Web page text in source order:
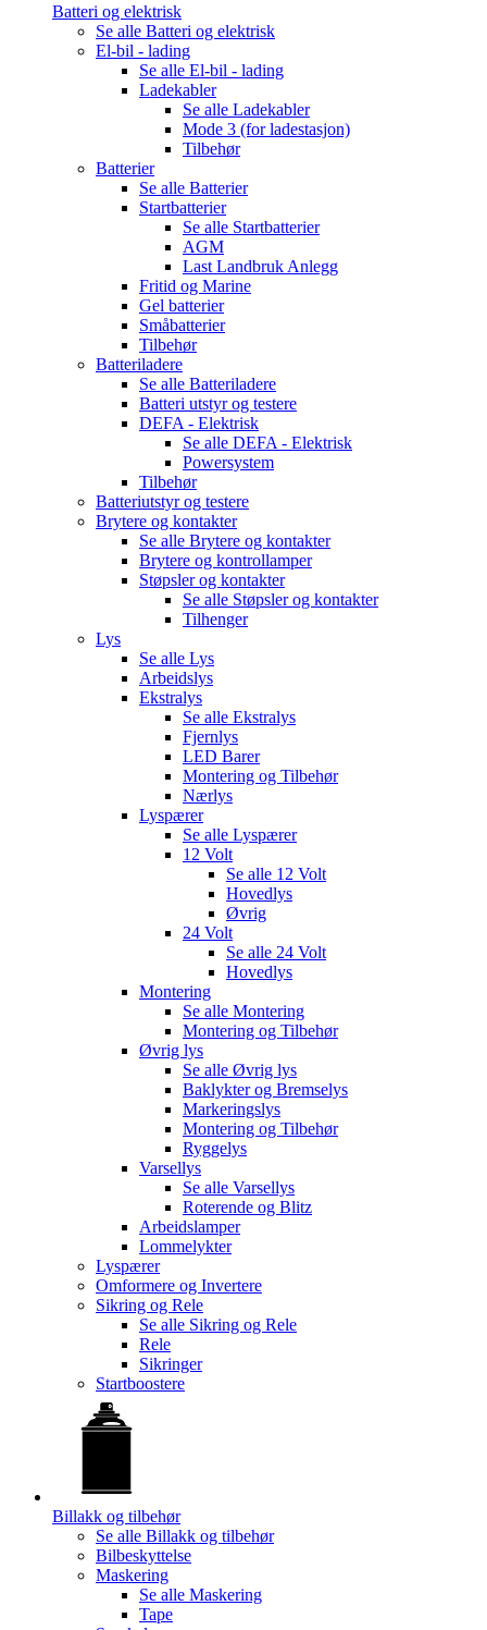
Batteri og elektrisk
Se alle Batteri og elektrisk
El-bil - lading
Se alle El-bil - lading
Ladekabler
Se alle Ladekabler
Mode 3 (for ladestasjon)
Tilbehør
Batterier
Se alle Batterier
Startbatterier
Se alle Startbatterier
AGM
Last Landbruk Anlegg
Fritid og Marine
Gel batterier
Småbatterier
Tilbehør
Batteriladere
Se alle Batteriladere
Batteri utstyr og testere
DEFA - Elektrisk
Se alle DEFA - Elektrisk
Powersystem
Tilbehør
Batteriutstyr og testere
Brytere og kontakter
Se alle Brytere og kontakter
Brytere og kontrollamper
Støpsler og kontakter
Se alle Støpsler og kontakter
Tilhenger
Lys
Se alle Lys
Arbeidslys
Ekstralys
Se alle Ekstralys
Fjernlys
LED Barer
Montering og Tilbehør
Nærlys
Lyspærer
Se alle Lyspærer
12 Volt
Se alle 12 Volt
Hovedlys
Øvrig
24 Volt
Se alle 24 Volt
Hovedlys
Montering
Se alle Montering
Montering og Tilbehør
Øvrig lys
Se alle Øvrig lys
Baklykter og Bremselys
Markeringslys
Montering og Tilbehør
Ryggelys
Varsellys
Se alle Varsellys
Roterende og Blitz
Arbeidslamper
Lommelykter
Lyspærer
Omformere og Invertere
Sikring og Rele
Se alle Sikring og Rele
Rele
Sikringer
Startboostere
Billakk og tilbehør
Se alle Billakk og tilbehør
Bilbeskyttelse
Maskering
Se alle Maskering
Tape